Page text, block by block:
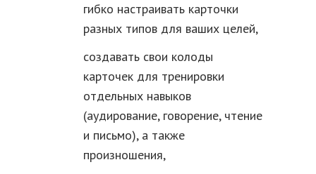
гибко настраивать карточки
разных типов для ваших целей,
создавать свои колоды
карточек для тренировки
отдельных навыков
(аудирование, говорение, чтение
и письмо), а также
произношения,